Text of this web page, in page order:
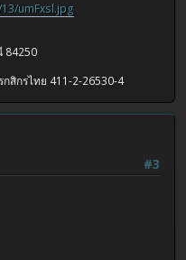
umFxsl.jpg
84250
สิกรไทย 411-2-26530-4
#3